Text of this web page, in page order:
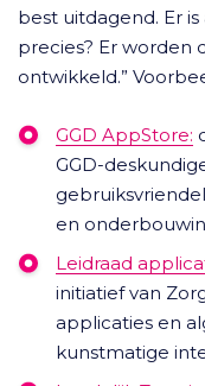
best uitdagend. Er
precies? Er worden
ontwikkeld.”
GGD AppStore:
GGD-
en
Leidraad
initiatief van
applicaties en
kunstmatige